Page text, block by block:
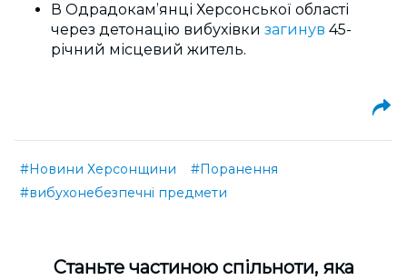
В Одрадокам’янці Херсонської області
через детонацію вибухівки загинув 45-
річний місцевий житель.
#Новини Херсонщини
#Поранення
#вибухонебезпечні предмети
Cтаньте частиною спільноти, яка